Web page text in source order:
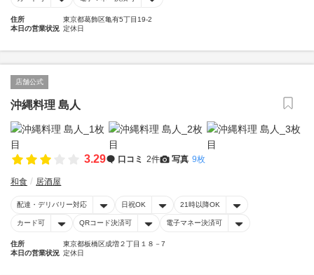
住所
東京都葛飾区亀有5丁目19-2
本日の営業状況 定休日
店舗公式
沖縄料理 島人
3.29 口コミ 2件 写真 9枚
和食 居酒屋
配達・デリバリー対応 日祝OK 21時以降OK
カード可 QRコード決済可 電子マネー決済可
住所
東京都板橋区成増２丁目１８－7
本日の営業状況 定休日